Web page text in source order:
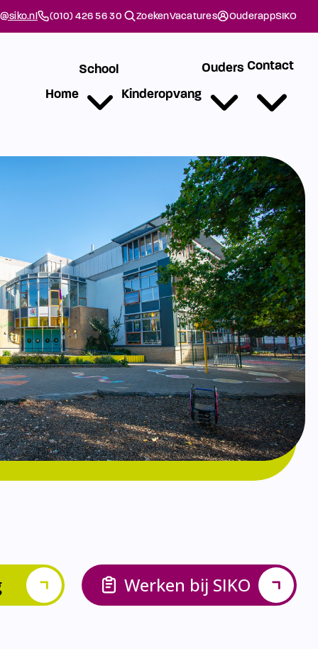
(010) 426 56 30 ZoekenVacatures OuderappSIKO
Home
School
Kinderopvang
Ouders Contact
Werken bij SIKO